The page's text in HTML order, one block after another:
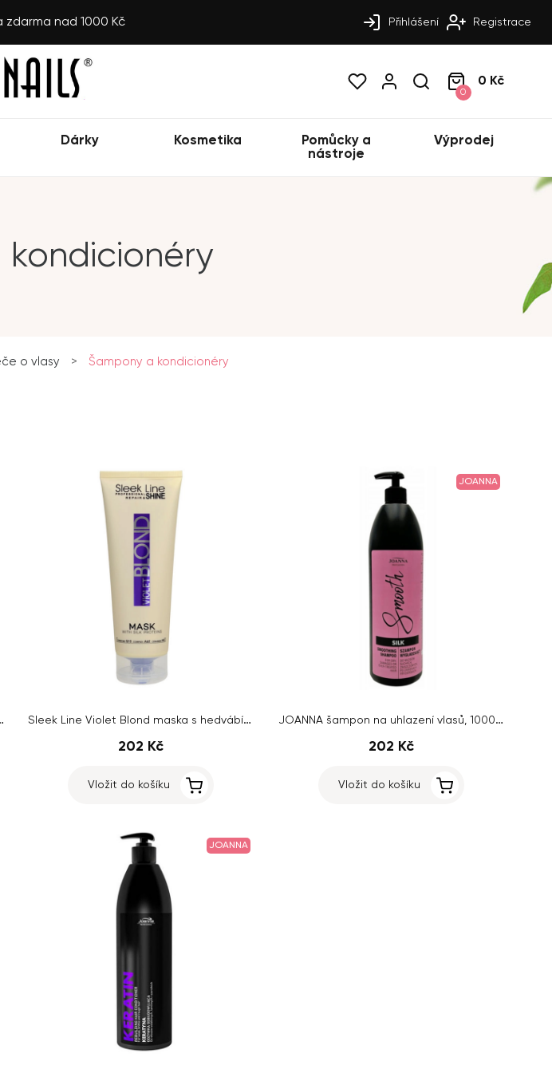
zdarma nad 1000 Kč Přihlášení Registrace
0
0 Kč
Dárky Kosmetika
Pomůcky a
nástroje
Výprodej
kondicionéry
o vlasy > Šampony a kondicionéry
a bradu, 1000ml Sleek Line Violet Blond maska ​​s hedvábím 250ml
202 Kč
Vložit do košíku
JOANNA
JOANNA šampon na uhlazení vlasů, 1000ml
202 Kč
Vložit do košíku
JOANNA